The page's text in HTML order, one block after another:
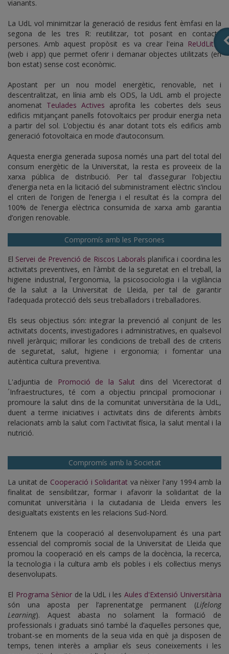
vianants.
La UdL vol minimitzar la generació de residus fent èmfasi en la
segona de les tres R: reutilitzar, tot posant en contacte
persones. Amb aquest propòsit es va crear l'eina ReUdLitza
(web i app) que permet oferir i demanar objectes utilitzats (en
bon estat) sense cost econòmic.
Apostant per un nou model energètic, renovable, net i
descentralitzat, en línia amb els ODS, la UdL amb el projecte
anomenat Teulades Actives aprofita les cobertes dels seus
edificis mitjançant panells fotovoltaics per produir energia neta
a partir del sol. L’objectiu és anar dotant tots els edificis amb
generació fotovoltaica en mode d’autoconsum.
Aquesta energia generada suposa només una part del total del
consum energètic de la Universitat, la resta es proveeix de la
xarxa pública de distribució. Per tal d’assegurar l’objectiu
d’energia neta en la licitació del subministrament elèctric s’inclou
el criteri de l’origen de l’energia i el resultat és la compra del
100% de l’energia elèctrica consumida de xarxa amb garantia
d’origen renovable.
Compromís amb les Persones
El Servei de Prevenció de Riscos Laborals planifica i coordina les
activitats preventives, en l'àmbit de la seguretat en el treball, la
higiene industrial, l'ergonomia, la psicosociologia i la vigilància
de la salut a la Universitat de Lleida, per tal de garantir
l’adequada protecció dels seus treballadors i treballadores.
Els seus objectius són: integrar la prevenció al conjunt de les
activitats docents, investigadores i administratives, en qualsevol
nivell jeràrquic; millorar les condicions de treball des de criteris
de seguretat, salut, higiene i ergonomia; i fomentar una
autèntica cultura preventiva.
L'adjuntia de Promoció de la Salut dins del Vicerectorat d
´Infraestructures, té com a objectiu principal promocionar i
promoure la salut dins de la comunitat universitària de la UdL,
duent a terme iniciatives i activitats dins de diferents àmbits
relacionats amb la salut com l'activitat física, la salut mental i la
nutrició.
Compromís amb la Societat
La unitat de Cooperació i Solidaritat va nèixer l'any 1994 amb la
finalitat de sensibilitzar, formar i afavorir la solidaritat de la
comunitat universitària i la ciutadania de Lleida envers les
desigualtats existents en les relacions Sud-Nord.
Entenem que la cooperació al desenvolupament és una part
essencial del compromís social de la Universitat de Lleida que
promou la cooperació en els camps de la docència, la recerca,
la tecnologia i la cultura amb els pobles i els col·lectius menys
desenvolupats.
El Programa Sènior de la UdL i les Aules d'Extensió Universitària
són una aposta per l’aprenentatge permanent (Lifelong
Learning). Aquest abasta no solament la formació de
professionals i graduats sinó també la d’aquelles persones que,
trobant-se en moments de la seua vida en què ja disposen de
temps, tenen interès a ampliar els seus coneixements i les